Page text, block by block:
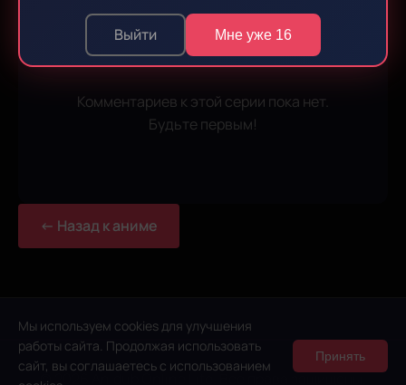
Выйти Мне уже 16
Мы используем cookies для улучшения
работы сайта. Продолжая использовать
сайт, вы соглашаетесь с использованием
Принять
Войдите , чтобы оставлять комментарии
Комментариев к этой серии пока нет.
Будьте первым!
← Назад к аниме
© 2026 Anidub Online Lite. Все права защищены.